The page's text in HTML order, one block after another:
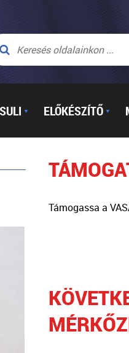
▼ ELŐKÉSZÍTŐ ▼
Támogassa a